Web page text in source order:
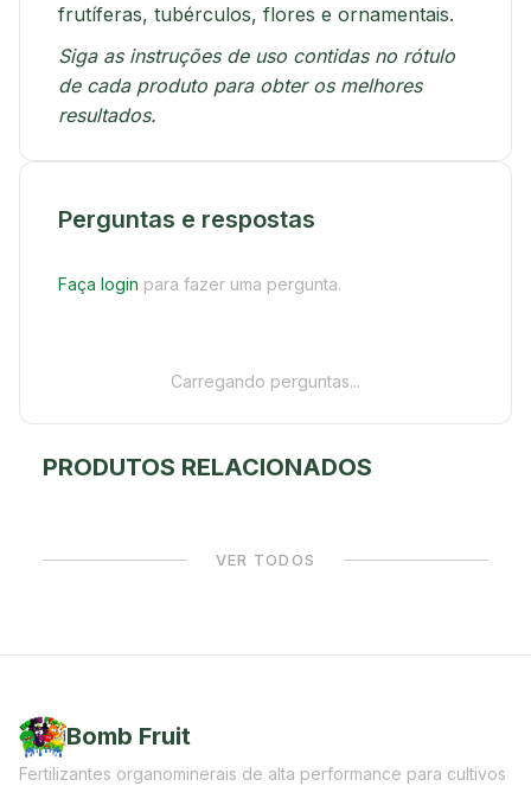
frutíferas, tubérculos, flores e ornamentais.
Siga as instruções de uso contidas no rótulo
de cada produto para obter os melhores
resultados.
Perguntas e respostas
Faça login para fazer uma pergunta.
Carregando perguntas...
PRODUTOS RELACIONADOS
VER TODOS
Bomb Fruit
Fertilizantes organominerais de alta performance para cultivos